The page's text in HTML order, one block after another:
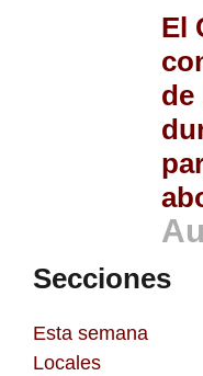
El
de
Secciones
Esta semana
Locales